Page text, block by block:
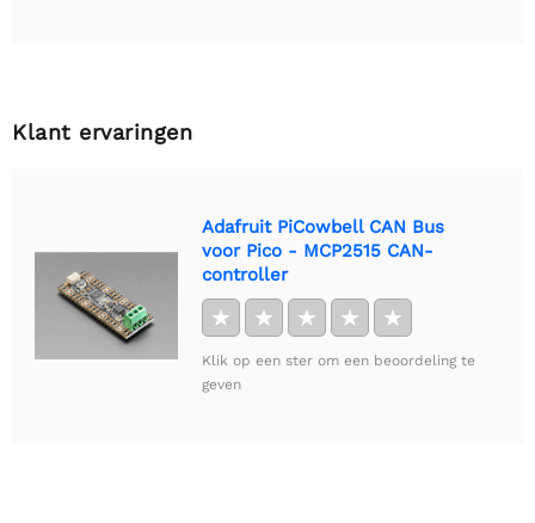
Klant ervaringen
Adafruit PiCowbell CAN Bus
voor Pico - MCP2515 CAN-
controller
★ ★ ★ ★ ★
Klik op een ster om een beoordeling te
geven